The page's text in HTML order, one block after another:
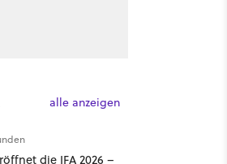
alle anzeigen
die IFA 2026 –